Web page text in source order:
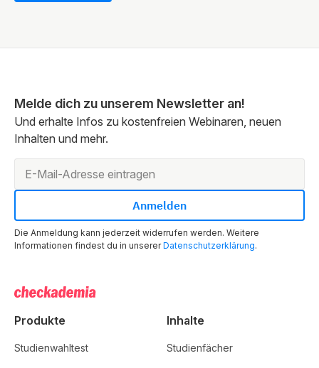
Melde dich zu unserem Newsletter an!
Und erhalte Infos zu kostenfreien Webinaren, neuen
Inhalten und mehr.
Die Anmeldung kann jederzeit widerrufen werden. Weitere
Informationen findest du in unsererDatenschutzerklärung.
Produkte
Studienwahltest
Inhalte
Studienfächer